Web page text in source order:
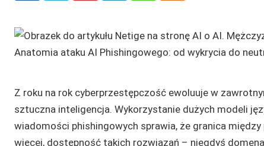
Z roku na rok cyberprzestępczość ewoluuje w
sztuczna inteligencja. Wykorzystanie dużych modeli
wiadomości phishingowych sprawia, że granica
więcej, dostępność takich rozwiązań – niegdyś